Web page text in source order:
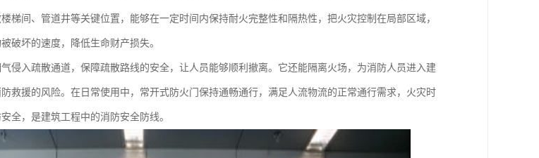
梯间、管道井等关键位置，能够在一定时间内保持耐火完整性和隔热性，把火灾控制在局部区域，
破坏的速度，降低生命财产损失。
侵入疏散通道，保障疏散路线的安全，让人员能够顺利撤离。它还能隔离火场，为消防人员进入建
救援的风险。在日常使用中，常开式防火门保持通畅通行，满足人流物流的正常通行需求，火灾时
全，是建筑工程中的消防安全防线。